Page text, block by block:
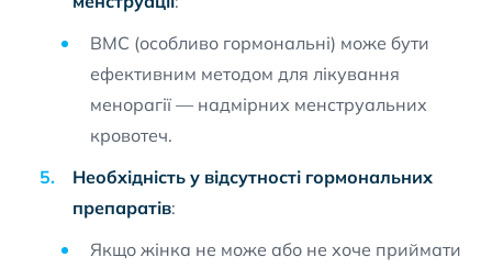
ВМС (особливо гормональні) може бути
ефективним методом для лікування
менорагії — надмірних менструальних
кровотеч.
Необхідність у відсутності гормональних
препаратів:
Якщо жінка не може або не хоче приймати